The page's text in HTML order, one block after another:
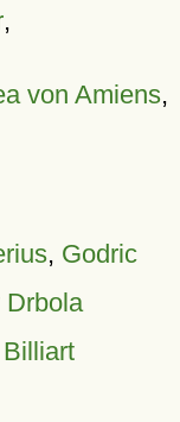
,
von Amiens,
, Godric
Drbola